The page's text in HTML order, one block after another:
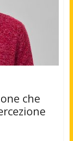
che